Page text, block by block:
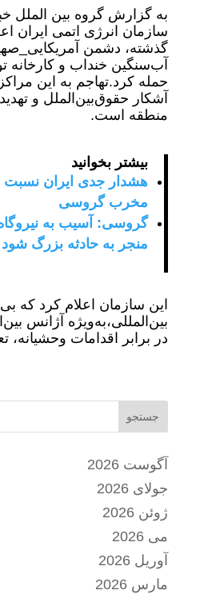
به گزارش گروه بین الملل
سازمان انرژی اتمی ایران
گذشته، دشمن
آب‌سنگین خنداب و کارخانه
منطقه است.
بیشتر بخوانید
هشدار جدی ایران نسبت
مخرب گروسی
گروسی: آسیب به
منجر به حادثه بزرگ شود
این سازمان اعلام کرد که
بین‌المللی،به‌ویژه آژانس
در برابر اقدامات
جستجو
آگوست 2026
جولای 2026
ژوئن 2026
می 2026
آوریل 2026
مارس 2026